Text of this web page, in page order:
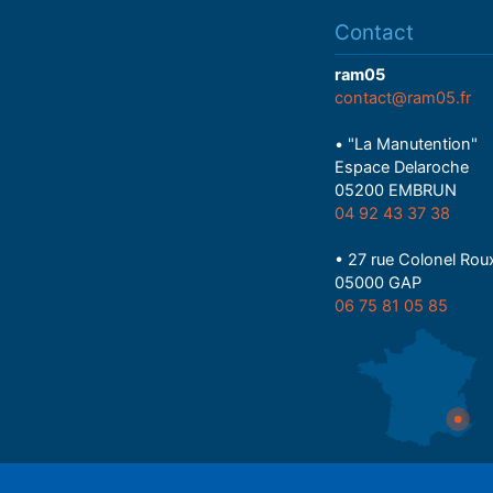
Contact
ram05
contact@ram05.fr
• "La Manutention"
Espace Delaroche
05200 EMBRUN
04 92 43 37 38
• 27 rue Colonel
05000 GAP
06 75 81 05 85